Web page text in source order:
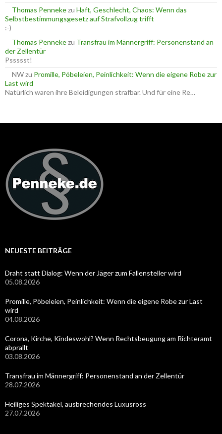
Thomas Pennekezu Haft, Geschlecht, Chaos: Wenn das
Selbstbestimmungsgesetz auf Strafvollzug trifft
:-)
Thomas Pennekezu Transfrau im Männergriff: Personenstand an
der Zellentür
Pssssst!
NWzu Promille, Pöbeleien, Peinlichkeit: Wenn die eigene Robe zur
Last wird
Natürlich waren ihre Beleidigungen strafbar. Und für eine Re…
NEUESTE BEITRÄGE
Draht statt Dialog: Wenn der Jäger zum Fallensteller wird
05.08.2026
Promille, Pöbeleien, Peinlichkeit: Wenn die eigene Robe zur Last
wird
04.08.2026
Corona, Kirche, Kindeswohl? Wenn Rechtsbeugung am Richteramt
abprallt
03.08.2026
Transfrau im Männergriff: Personenstand an der Zellentür
28.07.2026
Heiliges Spektakel, ausbrechendes Luxusross
27.07.2026